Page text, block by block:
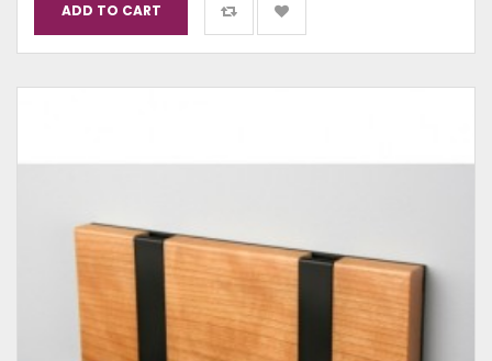
ADD TO CART